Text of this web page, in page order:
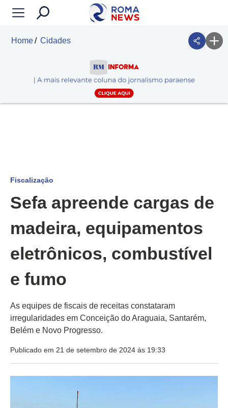
Home Cidades
Fiscalização
Sefa apreende cargas de
madeira, equipamentos
eletrônicos, combustível
e fumo
As equipes de fiscais de receitas constataram
irregularidades em Conceição do Araguaia, Santarém,
Belém e Novo Progresso.
Publicado em 21 de setembro de 2024 às 19:33